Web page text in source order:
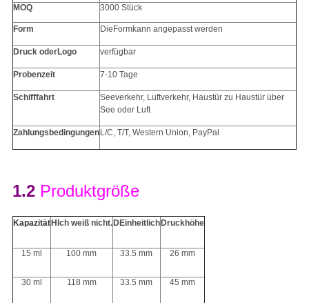
MOQ 3000 Stück
Form Die Formkann angepasst werden
Druck oderLogo verfügbar
Probenzeit 7-10 Tage
Schifffahrt
Seeverkehr, Luftverkehr, Haustür zu Haustür über
See oder Luft
Zahlungsbedingungen L/C, T/T, Western Union, PayPal
1.2 Produktgröße
Kapazität H Ich weiß nicht. DEinheitlich Druckhöhe
15 ml 100 mm 33.5 mm 26 mm
30 ml 118 mm 33.5 mm 45 mm